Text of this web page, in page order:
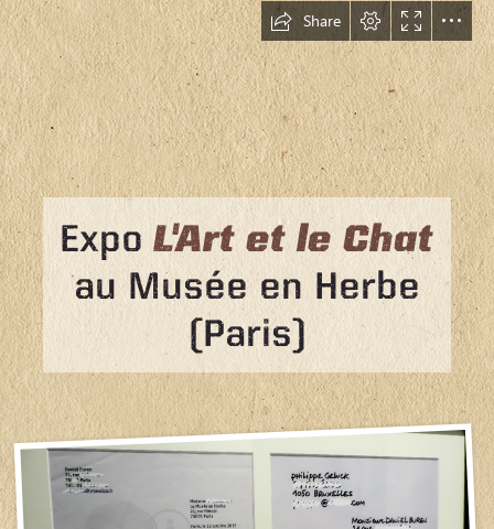
Share
Expo L'Art et le Chat
au Musée en Herbe
(Paris)